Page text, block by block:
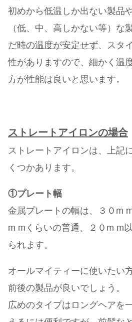
初めから低温しか出ない製品
（低、中、高しかない等）な
だ時の温度が安定せず、スタ
性がありますので、細かく温
方が性能は良いと思います。
ストレートアイロンの場合
ストレートアイロンは、上記
くつかあります。
①プレート幅
金属プレートの幅は、３０m
m mくらいの普通、２０m m
られます。
オールマイティーに使いたい
前後の製品が良いでしょう。
広めのタイプはロングヘアを